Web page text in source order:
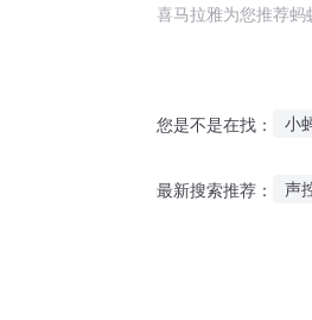
喜马拉雅为您推荐蚂
您是不是在找： 小
最新搜索推荐： 声